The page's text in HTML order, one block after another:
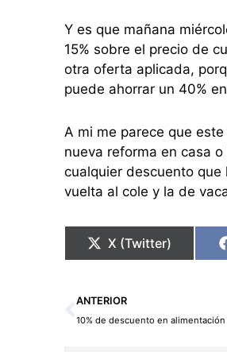
Y es que mañana
15% sobre el precio de
otra oferta aplicada,
puede ahorrar un 40%
A mi me parece que
nueva reforma en casa
cualquier descuento
vuelta al cole y la de
X (Twitter)
Ant
ANTERIOR
10% de descuento en